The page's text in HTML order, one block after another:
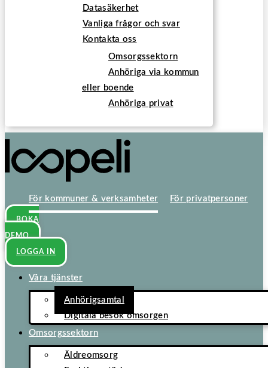
Datasäkerhet
Vanliga frågor och svar
Kontakta oss
Omsorgssektorn
Anhöriga via kommun
eller boende
Anhöriga privat
För kommuner & verksamheter För privatpersoner
BOKA
DEMO
LOGGA IN
Våra tjänster
Anhörigsamtal
Digitala besök omsorgen
Omsorgssektorn
Äldreomsorg